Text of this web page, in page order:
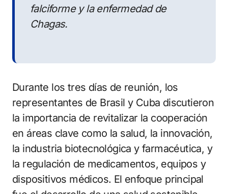
falciforme y la enfermedad de
Chagas.
Durante los tres días de reunión, los
representantes de Brasil y Cuba discutieron
la importancia de revitalizar la cooperación
en áreas clave como la salud, la innovación,
la industria biotecnológica y farmacéutica, y
la regulación de medicamentos, equipos y
dispositivos médicos. El enfoque principal